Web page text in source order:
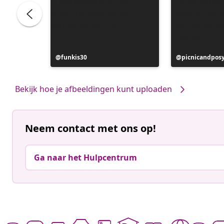
Bericht
gepubliceerd
funkis30
Bericht
gepubliceerd
Bekijk hoe je afbeeldingen kunt uploaden
Neem contact met ons op!
Ga naar het Hulpcentrum